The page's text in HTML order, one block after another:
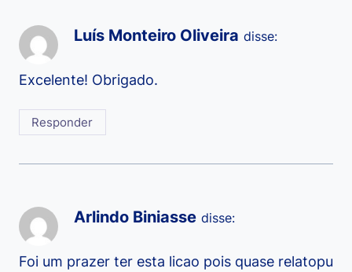
Luís Monteiro Oliveira disse:
Excelente! Obrigado.
Responder
Arlindo Biniasse disse:
Foi um prazer ter esta licao pois quase relatopu